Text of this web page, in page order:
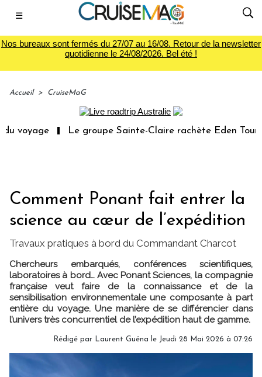
☰
Nos bureaux sont fermés du 27/07 au 16/08. Retour de la newsletter
quotidienne le 24/08/2026. Bel été !
Accueil > CruiseMaG
Le groupe Sainte-Claire rachète Eden Tour
Comment Ponant fait entrer la
science au cœur de l’expédition
Travaux pratiques à bord du Commandant Charcot
Chercheurs embarqués, conférences scientifiques,
laboratoires à bord… Avec Ponant Sciences, la compagnie
française veut faire de la connaissance et de la
sensibilisation environnementale une composante à part
entière du voyage. Une manière de se différencier dans
l’univers très concurrentiel de l’expédition haut de gamme.
Rédigé par Laurent Guéna le Jeudi 28 Mai 2026 à 07:26